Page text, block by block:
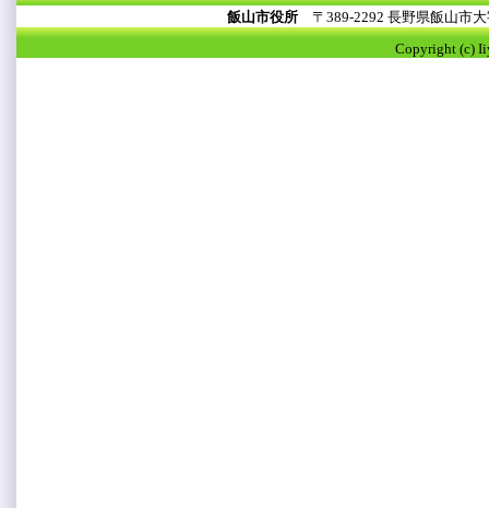
飯山市役所 〒389-2292 長野県飯山市
Copyright (c)